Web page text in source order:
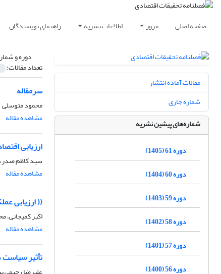
صفحه اصلی مرور اطلاعات نشریه راهنمای نویسندگان
دوره و
تعداد مقالات:
سرمقاله
محمود متوسلی
مشاهده مقاله
ارزیابی
سید کاظم
مشاهده مقاله
(( ارزیابی
اکبر کمیجانی،
مشاهده مقاله
تأثیر
مقالات آماده انتشار
شماره جاری
شماره‌های پیشین نشریه
دوره 61 (1405)
دوره 60 (1404)
دوره 59 (1403)
دوره 58 (1402)
دوره 57 (1401)
دوره 56 (1400)